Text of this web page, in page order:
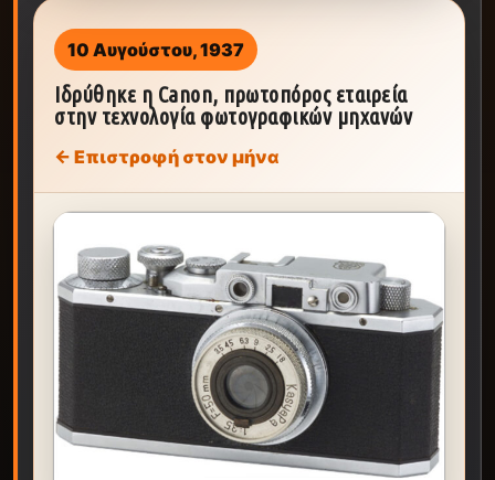
10 Αυγούστου, 1937
Ιδρύθηκε η Canon, πρωτοπόρος εταιρεία
στην τεχνολογία φωτογραφικών μηχανών
← Επιστροφή στον μήνα